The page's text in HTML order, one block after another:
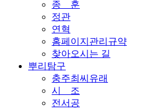
종 훈
정관
연혁
홈페이지관리규약
찾아오시는 길
뿌리탐구
충주최씨유래
시 조
전서공